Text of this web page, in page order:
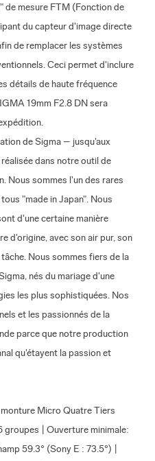
de mesure FTM (Fonction de
du capteur d'image directe
de remplacer les systèmes
Ceci permet d'inclure
détails de haute fréquence
19mm F2.8 DN sera
de Sigma – jusqu'aux
dans notre outil de
Nous sommes l'un des rares
"made in Japan". Nous
d'une certaine manière
d'origine, avec son air pur, son
Nous sommes fiers de la
nés du mariage d'une
les plus sophistiquées. Nos
et les passionnés de la
parce que notre production
qu'étayent la passion et
Micro Quatre Tiers
groupes | Ouverture minimale:
59.3° (Sony E : 73.5°) |